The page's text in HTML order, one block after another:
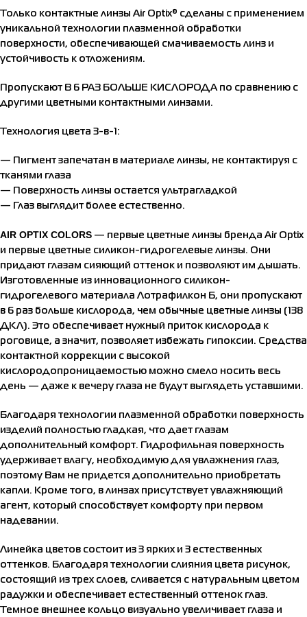
Только контактные линзы Air Optix® сделаны с применением
уникальной технологии плазменной обработки
поверхности, обеспечивающей смачиваемость линз и
устойчивость к отложениям.
Пропускают В 6 РАЗ БОЛЬШЕ КИСЛОРОДА по сравнению с
другими цветными контактными линзами.
Технология цвета 3-в-1:
— Пигмент запечатан в материале линзы, не контактируя с
тканями глаза
— Поверхность линзы остается ультрагладкой
— Глаз выглядит более естественно.
AIR OPTIX COLORS — первые цветные линзы бренда Air Optix
и первые цветные силикон-гидрогелевые линзы. Они
придают глазам сияющий оттенок и позволяют им дышать.
Изготовленные из инновационного силикон-
гидрогелевого материала Лотрафилкон Б, они пропускают
в 6 раз больше кислорода, чем обычные цветные линзы (138
ДКЛ). Это обеспечивает нужный приток кислорода к
роговице, а значит, позволяет избежать гипоксии. Средства
контактной коррекции с высокой
кислородопроницаемостью можно смело носить весь
день — даже к вечеру глаза не будут выглядеть уставшими.
Благодаря технологии плазменной обработки поверхность
изделий полностью гладкая, что дает глазам
дополнительный комфорт. Гидрофильная поверхность
удерживает влагу, необходимую для увлажнения глаз,
поэтому Вам не придется дополнительно приобретать
капли. Кроме того, в линзах присутствует увлажняющий
агент, который способствует комфорту при первом
надевании.
Линейка цветов состоит из 3 ярких и 3 естественных
оттенков. Благодаря технологии слияния цвета рисунок,
состоящий из трех слоев, сливается с натуральным цветом
радужки и обеспечивает естественный оттенок глаз.
Темное внешнее кольцо визуально увеличивает глаза и